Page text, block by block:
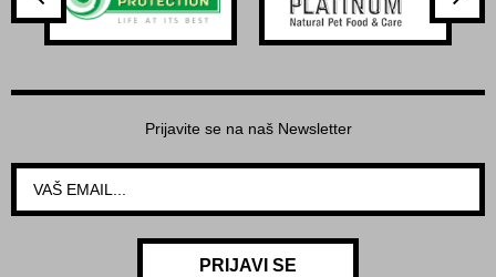
Prijavite se na naš Newsletter
PRIJAVI SE